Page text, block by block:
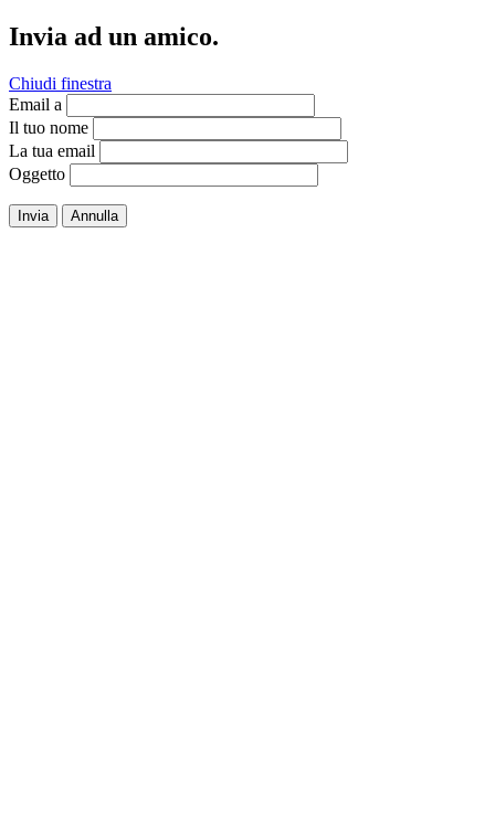
Invia ad un amico.
Chiudi finestra
Email a
Il tuo nome
La tua email
Oggetto
Invia Annulla